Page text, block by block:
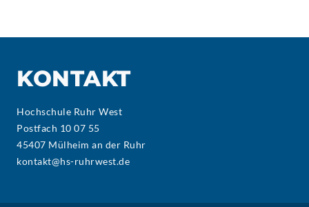
KONTAKT
Hochschule Ruhr West
Postfach 10 07 55
45407 Mülheim an der Ruhr
kontakt@hs-ruhrwest.de